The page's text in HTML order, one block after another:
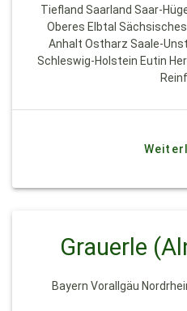
Tiefland Saarland Saar-
Oberes Elbtal
Anhalt Ostharz Saale-
Schleswig-Holstein Eutin
Grauerle
Bayern Vorallgäu